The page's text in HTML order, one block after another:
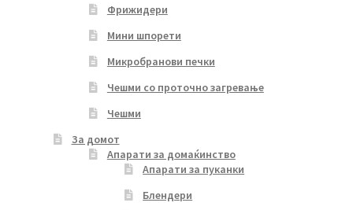
Фрижидери
Мини шпорети
Микробранови печки
Чешми со проточно загревање
Чешми
За домот
Апарати за домаќинство
Апарати за пуканки
Блендери